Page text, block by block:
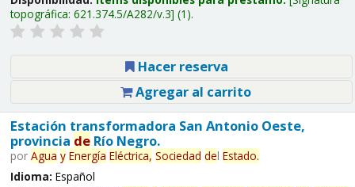
topográfica: 621.374.5/A282/v.3 (1).
Hacer reserva
Agregar al carrito
Estación transformadora San Antonio Oeste,
provincia deRío Negro.
por Agua y Energía Eléctrica, Sociedad del Estado.
Idioma: Español